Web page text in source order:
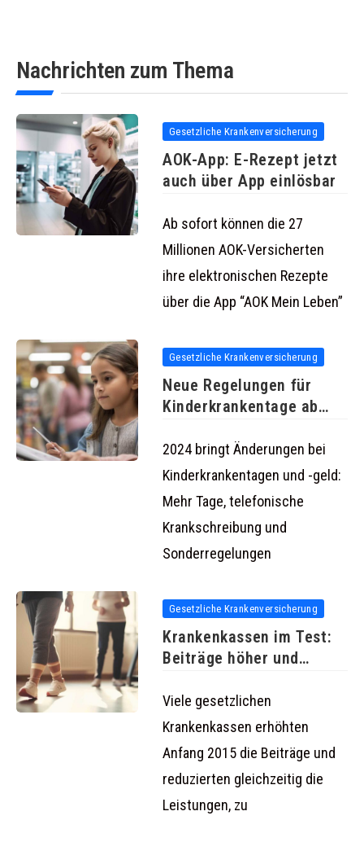
Nachrichten zum Thema
Gesetzliche Krankenversicherung
AOK-App: E-Rezept jetzt
auch über App einlösbar
Ab sofort können die 27
Millionen AOK-Versicherten
ihre elektronischen Rezepte
über die App “AOK Mein Leben”
Gesetzliche Krankenversicherung
Neue Regelungen für
Kinderkrankentage ab
2024 bringt Änderungen bei
Kinderkrankentagen und -geld:
Mehr Tage, telefonische
Krankschreibung und
Sonderregelungen
Gesetzliche Krankenversicherung
Krankenkassen im Test:
Beiträge höher und
Viele gesetzlichen
Krankenkassen erhöhten
Anfang 2015 die Beiträge und
reduzierten gleichzeitig die
Leistungen, zu